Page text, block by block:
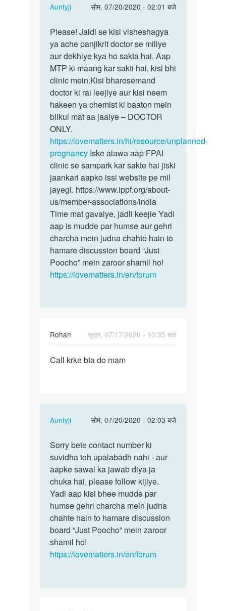
Auntyji
सोम, 07/20/2020 - 02:01 बजे
In
to
Mene
bina
condam
sex
kiya…
by
Rohan
Please!
Jaldi
se
kisi…
Please! Jaldi se kisi visheshagya
ya ache panjikrit doctor se miliye
aur dekhiye kya ho sakta hai. Aap
MTP ki maang kar sakti hai, kisi bhi
clinic mein.Kisi bharosemand
doctor ki rai leejiye aur kisi neem
hakeen ya chemist ki baaton mein
bilkul mat aa jaaiye – DOCTOR
ONLY.
https://lovematters.in/hi/resource/unplanned-
pregnancy Iske alawa aap FPAI
clinic se sampark kar sakte hai jiski
jaankari aapko issi website pe mil
jayegi. https://www.ippf.org/about-
us/member-associations/india
Time mat gavaiye, jadli keejie Yadi
aap is mudde par humse aur gehri
charcha mein judna chahte hain to
hamare discussion board “Just
Poocho” mein zaroor shamil ho!
https://lovematters.in/en/forum
Rohan
शुक्र, 07/17/2020 - 10:35 बजे
Call
8076717…
Call krke bta do mam
Auntyji
सोम, 07/20/2020 - 02:03 बजे
In
to
Call
krke
bta
do
mam
8076717…
by
Rohan
Sorry
bete
contact
number
ki…
Sorry bete contact number ki
suvidha toh upalabadh nahi - aur
aapke sawal ka jawab diya ja
chuka hai, please follow kijiye.
Yadi aap kisi bhee mudde par
humse gehri charcha mein judna
chahte hain to hamare discussion
board “Just Poocho” mein zaroor
shamil ho!
https://lovematters.in/en/forum